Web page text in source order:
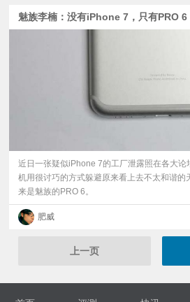
魅族李楠：没有iPhone 7，只有PRO 6
近日一张疑似iPhone 7的工厂泄露照在各大论
机用很讨巧的方式躲避原来看上去不太和谐的
来是魅族的PRO 6。
肥威
上一页